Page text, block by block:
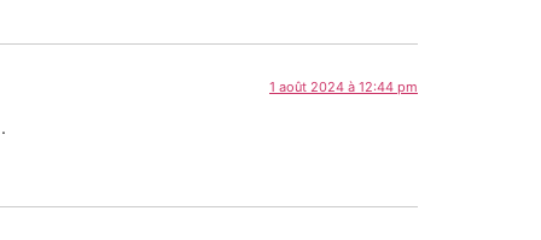
1 août 2024 à 12:44 pm